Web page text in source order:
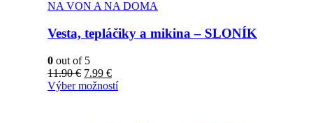
NA VON A NA DOMA
Vesta, tepláčiky a mikina – SLONÍK
0 out of 5
11.90€ 7.99 €
Výber možností